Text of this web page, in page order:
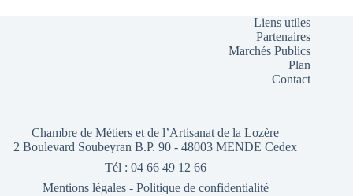
Liens utiles
Partenaires
Marchés Publics
Plan
Contact
Chambre de Métiers et de l’Artisanat de la Lozère
2 Boulevard Soubeyran B.P. 90 - 48003 MENDE Cedex
Tél : 04 66 49 12 66
Mentions légales- Politique de confidentialité